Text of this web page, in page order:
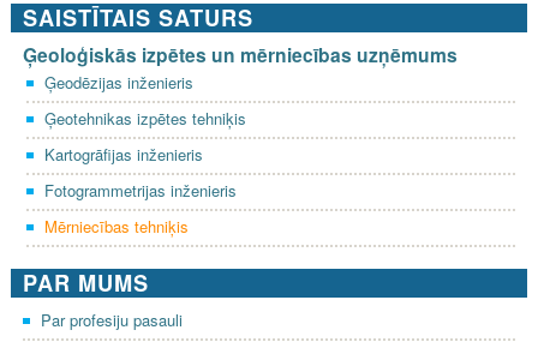
SAISTĪTAIS SATURS
Ģeoloģiskās izpētes un mērniecības uzņēmums
Ģeodēzijas inženieris
Ģeotehnikas izpētes tehniķis
Kartogrāfijas inženieris
Fotogrammetrijas inženieris
Mērniecības tehniķis
PAR MUMS
Par profesiju pasauli